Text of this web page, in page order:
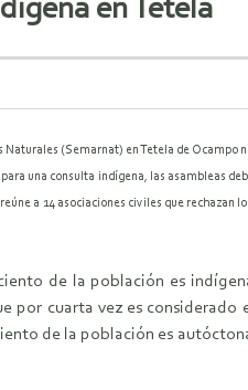
en Tetela
(Semarnat) en Tetela de
una consulta indígena, las asambleas
a 14 asociaciones civiles que
de la población es
por cuarta vez es
de la población es